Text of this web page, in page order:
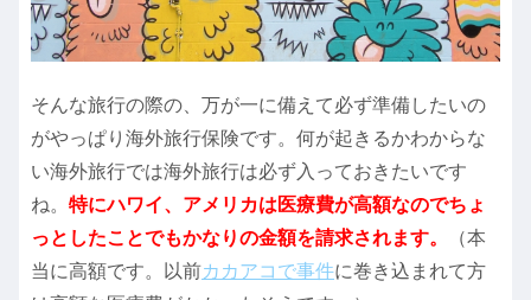
そんな旅行の際の、万が一に備えて必ず準備したいの
がやっぱり海外旅行保険です。何が起きるかわからな
い海外旅行では海外旅行は必ず入っておきたいです
ね。 特にハワイ、アメリカは医療費が高額なのでちょ
っとしたことでもかなりの金額を請求されます。
（本
当に高額です。以前カカアコで事件に巻き込まれて方